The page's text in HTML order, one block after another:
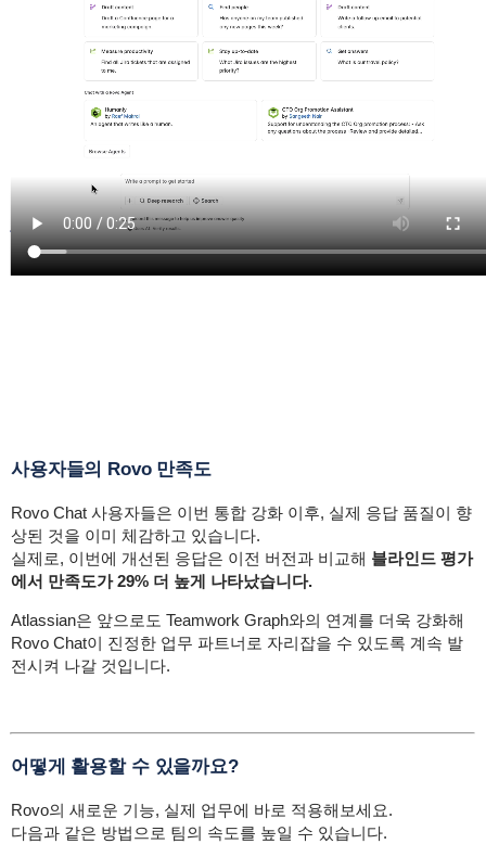
사용자들의 Rovo 만족도
Rovo Chat 사용자들은 이번 통합 강화 이후, 실제 응답 품질이 향
상된 것을 이미 체감하고 있습니다.
실제로, 이번에 개선된 응답은 이전 버전과 비교해 블라인드 평가
에서 만족도가 29% 더 높게 나타났습니다.
Atlassian은 앞으로도 Teamwork Graph와의 연계를 더욱 강화해
Rovo Chat이 진정한 업무 파트너로 자리잡을 수 있도록 계속 발
전시켜 나갈 것입니다.
어떻게 활용할 수 있을까요?
Rovo의 새로운 기능, 실제 업무에 바로 적용해보세요.
다음과 같은 방법으로 팀의 속도를 높일 수 있습니다.